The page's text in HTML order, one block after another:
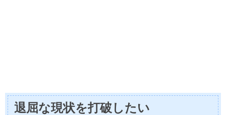
退屈な現状を打破したい